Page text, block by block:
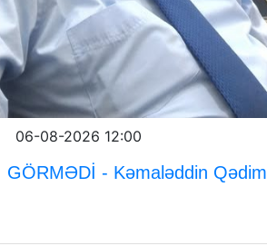
06-08-2026 12:00
GÖRMƏDİ - Kəmaləddin Qədim